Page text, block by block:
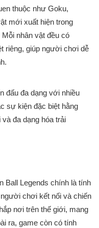
thuộc như Goku,
mới xuất hiện trong
nhân vật đều có
riêng, giúp người chơi dễ
đấu đa dạng với nhiều
sự kiện đặc biệt hằng
đa dạng hóa trải
Ball Legends chính là tính
chơi kết nối và chiến
nơi trên thế giới, mang
ra, game còn có tính